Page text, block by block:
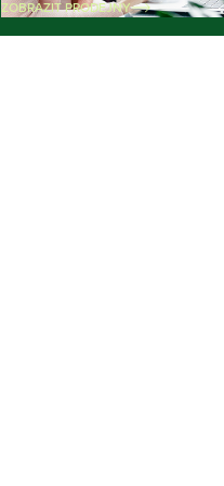
ZOBRAZIT PRODEJNY